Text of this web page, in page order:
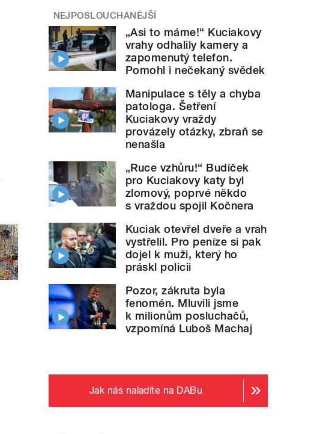
NEJPOSLOUCHANĚJŠÍ
„Asi to máme!“ Kuciakovy
vrahy odhalily kamery a
zapomenutý telefon.
Pomohl i nečekaný svědek
Manipulace s těly a chyba
patologa. Šetření
Kuciakovy vraždy
provázely otázky, zbraň se
nenašla
„Ruce vzhůru!“ Budíček
pro Kuciakovy katy byl
zlomový, poprvé někdo
s vraždou spojil Kočnera
Kuciak otevřel dveře a vrah
vystřelil. Pro peníze si pak
dojel k muži, který ho
práskl policii
Pozor, zákruta byla
fenomén. Mluvili jsme
k milionům posluchačů,
vzpomíná Luboš Machaj
Jak nás naladíte na DABu